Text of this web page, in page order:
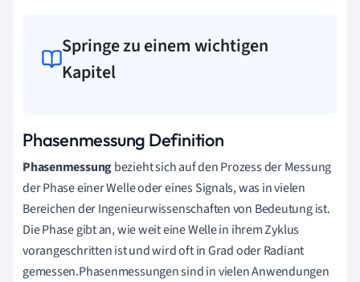
Springe zu einem wichtigen
Kapitel
Phasenmessung Definition
Phasenmessungbezieht sich auf den Prozess der Messung
der Phase einer Welle oder eines Signals, was in vielen
Bereichen der Ingenieurwissenschaften von Bedeutung ist.
Die Phase gibt an, wie weit eine Welle in ihrem Zyklus
vorangeschritten ist und wird oft in Grad oder Radiant
gemessen.Phasenmessungen sind in vielen Anwendungen